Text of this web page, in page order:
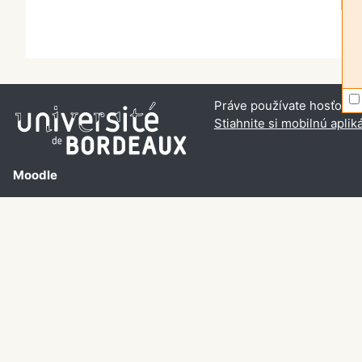
Moodle
Práve používate
Stiahnite si mobilnú